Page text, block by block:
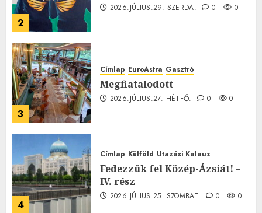
2
2026.JÚLIUS.29. SZERDA. 0 0
3
Címlap EuroAstra Gasztró
Megfiatalodott
2026.JÚLIUS.27. HÉTFŐ. 0 0
4
Címlap Külföld Utazási Kalauz
Fedezzük fel Közép-Ázsiát! –
IV. rész
2026.JÚLIUS.25. SZOMBAT. 0 0